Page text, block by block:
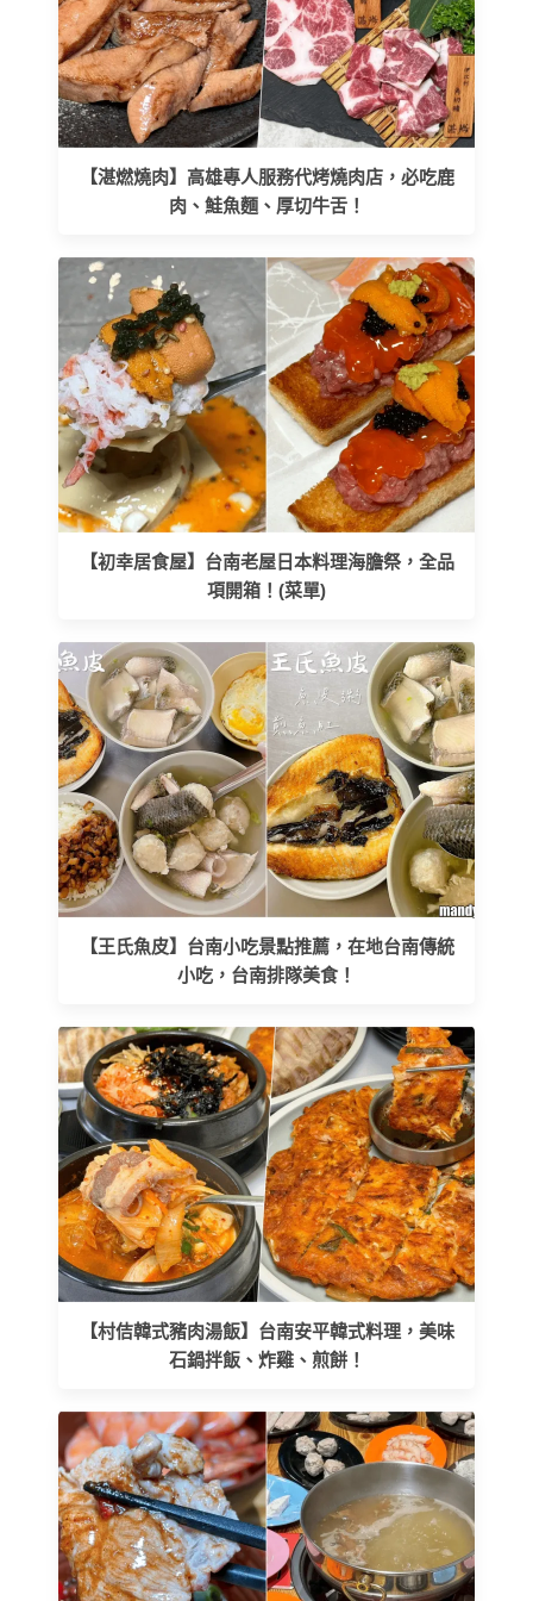
【湛燃燒肉】高雄專人服務代烤燒肉店，必吃鹿
肉、鮭魚麵、厚切牛舌！
【初幸居食屋】台南老屋日本料理海膽祭，全品
項開箱！(菜單)
【王氏魚皮】台南小吃景點推薦，在地台南傳統
小吃，台南排隊美食！
【村佶韓式豬肉湯飯】台南安平韓式料理，美味
石鍋拌飯、炸雞、煎餅！